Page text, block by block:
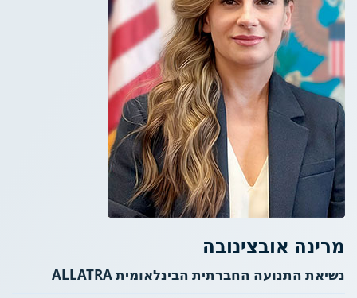
מרינה אובצינובה
נשיאת התנועה החברתית הבינלאומית ALLATRA